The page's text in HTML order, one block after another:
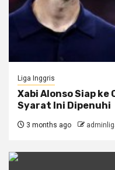
Liga Inggris
Xabi Alonso Siap ke
Syarat Ini Dipenuhi
3 months ago